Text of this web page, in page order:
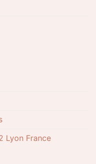
Lyon France